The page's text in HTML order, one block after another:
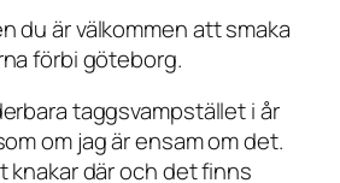
du är välkommen att smaka
förbi göteborg.
taggsvampstället i år
om jag är ensam om det.
knakar där och det finns